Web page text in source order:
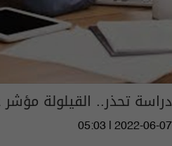
دراسة تحذر.. القيلولة
05:03 | 2022-06-07